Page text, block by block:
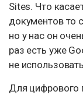
Sites. Что
документов то
но у нас он
раз есть уже
не
Для цифрового